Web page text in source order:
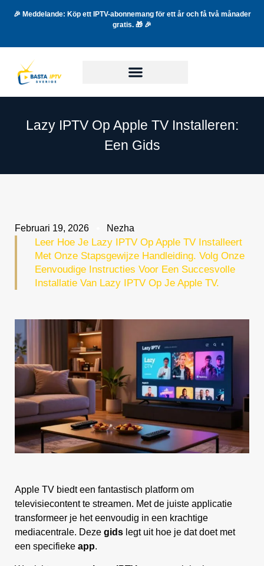
🎉 Meddelande: Köp ett IPTV-abonnemang för ett år och få två månader
gratis. 🎁 🎉
Lazy IPTV Op Apple TV Installeren:
Een Gids
Februari 19, 2026 Nezha
Leer Hoe Je Lazy IPTV Op Apple TV Installeert
Met Onze Stapsgewijze Handleiding. Volg Onze
Eenvoudige Instructies Voor Een Succesvolle
Installatie Van Lazy IPTV Op Je Apple TV.
Apple TV biedt een fantastisch platform om
televisiecontent te streamen. Met de juiste applicatie
transformeer je het eenvoudig in een krachtige
mediacentrale. Deze gids legt uit hoe je dat doet met
een specifieke app.